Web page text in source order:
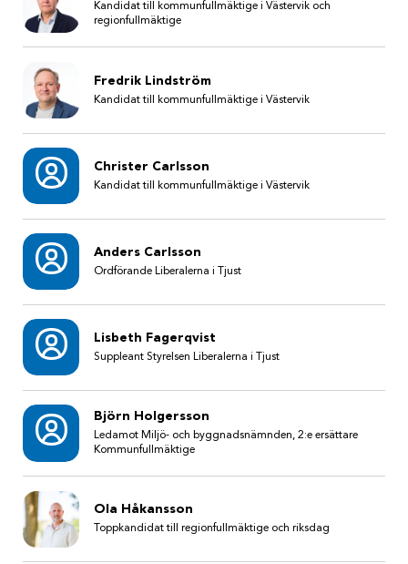
Kandidat till kommunfullmäktige i Västervik och
regionfullmäktige
Fredrik Lindström
Kandidat till kommunfullmäktige i Västervik
Christer Carlsson
Kandidat till kommunfullmäktige i Västervik
Anders Carlsson
Ordförande Liberalerna i Tjust
Lisbeth Fagerqvist
Suppleant Styrelsen Liberalerna i Tjust
Björn Holgersson
Ledamot Miljö- och byggnadsnämnden, 2:e ersättare
Kommunfullmäktige
Ola Håkansson
Toppkandidat till regionfullmäktige och riksdag